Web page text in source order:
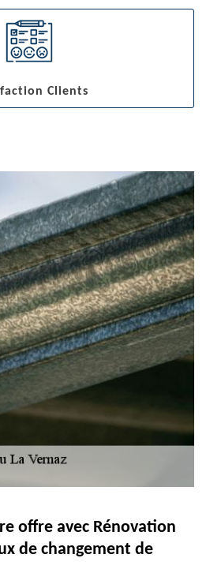
Clients
offre avec Rénovation
de changement de